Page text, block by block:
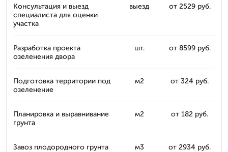
Консультация и выезд
специалиста для оценки
участка
выезд от 2529 руб.
Разработка проекта
озеленения двора
шт. от 8599 руб.
Подготовка территории под
озеленение
м2 от 324 руб.
Планировка и выравнивание
грунта
м2 от 182 руб.
Завоз плодородного грунта м3 от 2934 руб.